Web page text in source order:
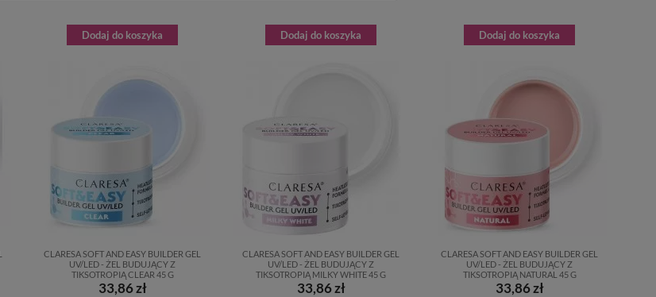
Dodaj do koszyka Dodaj do koszyka Dodaj do koszyka
CLARESA SOFT AND EASY BUILDER GEL
UV/LED - ŻEL BUDUJĄCY Z
TIKSOTROPIĄ CLEAR 45 G
33,86 zł
CLARESA SOFT AND EASY BUILDER GEL
UV/LED - ŻEL BUDUJĄCY Z
TIKSOTROPIĄ MILKY WHITE 45 G
33,86 zł
CLARESA SOFT AND EASY BUILDER GEL
UV/LED - ŻEL BUDUJĄCY Z
TIKSOTROPIĄ NATURAL 45 G
33,86 zł